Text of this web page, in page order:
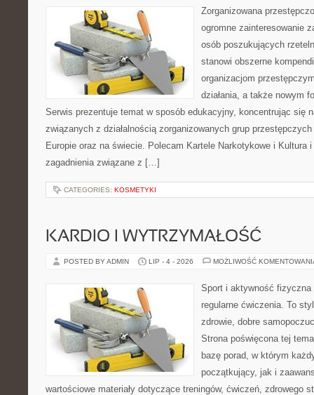
Zorganizowana
ogromne zainteresowanie
osób poszukujących
stanowi obszerne
organizacjom
działania, a także nowym
Serwis prezentuje temat w sposób edukacyjny, koncentrując się
związanych z działalnością zorganizowanych grup
Europie oraz na świecie. Polecam Kartele Narkotykowe i Kultura
zagadnienia związane z […]
CATEGORIES: KOSMETYKI
KARDIO I WYTRZYMAŁOŚĆ
POSTED BY ADMIN LIP - 4 - 2026 MOŻLIWOŚĆ
Sport i aktywność
regularne ćwiczenia. To
zdrowie, dobre
Strona poświęcona tej
bazę porad, w którym
początkujący, jak i
wartościowe materiały dotyczące treningów, ćwiczeń, zdrowego